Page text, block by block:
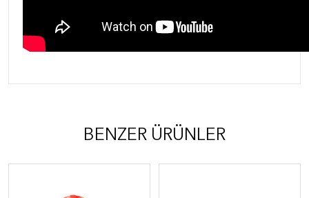
BENZER ÜRÜNLER